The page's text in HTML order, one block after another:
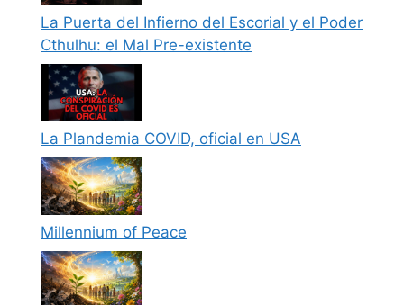
La Puerta del Infierno del Escorial y el Poder
Cthulhu: el Mal Pre-existente
La Plandemia COVID, oficial en USA
Millennium of Peace